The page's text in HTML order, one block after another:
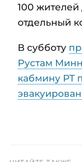
100
отдельный
В субботу
Рустам
кабмину РТ